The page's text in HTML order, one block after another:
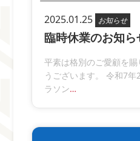
2025.01.25 お知らせ
臨時休業のお知ら
平素は格別のご愛顧を
うございます。 令和7
ラソン…